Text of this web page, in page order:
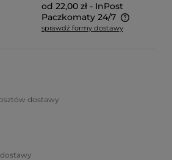
od 22,00 zł - InPost
Paczkomaty 24/7
wymiary produktu,
sprawdź formy dostawy
dostawy
dostawy